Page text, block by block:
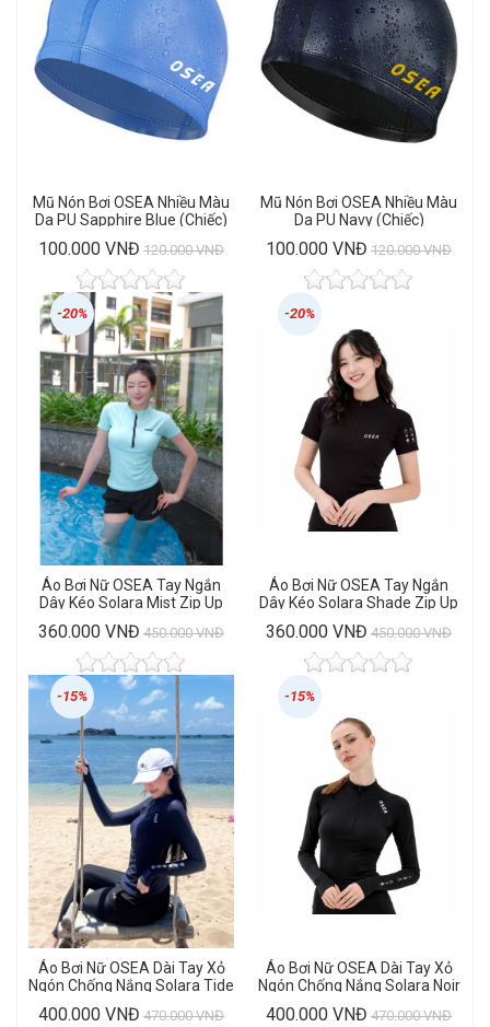
Mũ Nón Bơi OSEA Nhiều Màu
Da PU Sapphire Blue (Chiếc)
100.000 VNĐ 120.000 VNĐ
Mũ Nón Bơi OSEA Nhiều Màu
Da PU Navy (Chiếc)
100.000 VNĐ 120.000 VNĐ
Áo Bơi Nữ OSEA Tay Ngắn
Dây Kéo Solara Mist Zip Up
Rashguard
360.000 VNĐ 450.000 VNĐ
-20%
Áo Bơi Nữ OSEA Tay Ngắn
Dây Kéo Solara Shade Zip Up
Rashguard
360.000 VNĐ 450.000 VNĐ
-20%
Áo Bơi Nữ OSEA Dài Tay Xỏ
Ngón Chống Nắng Solara Tide
Rashguard
400.000 VNĐ 470.000 VNĐ
-15%
Áo Bơi Nữ OSEA Dài Tay Xỏ
Ngón Chống Nắng Solara Noir
Rashguard
400.000 VNĐ 470.000 VNĐ
-15%